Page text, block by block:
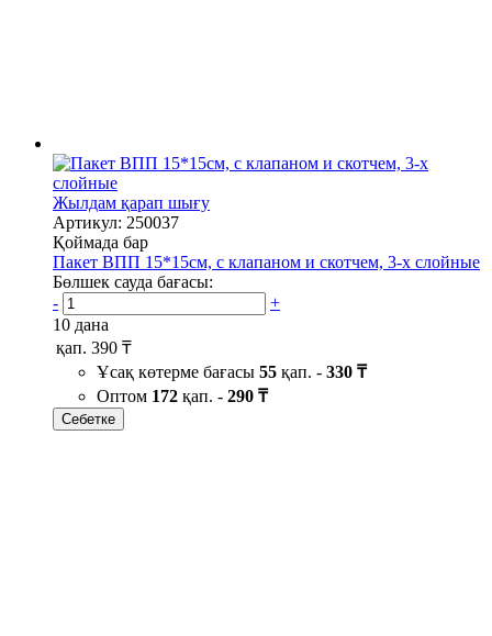
Жылдам қарап шығу
Артикул: 250037
Қоймада бар
Пакет ВПП 15*15см, с клапаном и скотчем, 3-х слойные
Бөлшек сауда бағасы:
-
+
10 дана
қап. 390 ₸
Ұсақ көтерме бағасы 55 қап. - 330 ₸
Оптом 172 қап. - 290 ₸
Себетке